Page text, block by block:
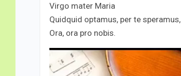
Virgo mater Maria
Quidquid optamus, per te speramus,
Ora, ora pro nobis.
Video
Player